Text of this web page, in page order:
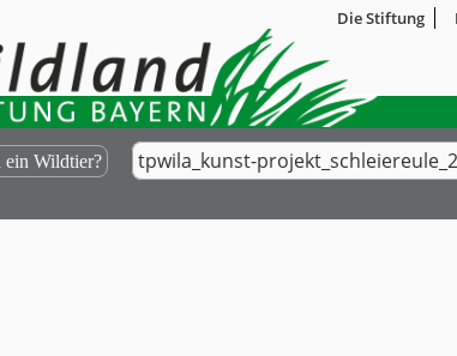
Die Stiftung
ein Wildtier? tpwila_kunst-